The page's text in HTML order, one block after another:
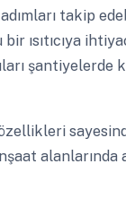
takip
ısıtıcıya
şantiyelerde
alanlarında